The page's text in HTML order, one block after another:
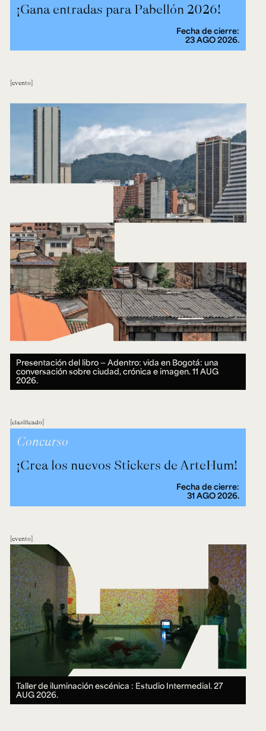
¡Gana entradas para Pabellón 2026!
Fecha de cierre:
23 AGO 2026.
evento
Presentación del libro — Adentro: vida en Bogotá: una
conversación sobre ciudad, crónica e imagen.11 AUG
2026.
clasificado
Concurso
¡Crea los nuevos Stickers de ArteHum!
Fecha de cierre:
31 AGO 2026.
evento
Taller de iluminación escénica : Estudio Intermedial.27
AUG 2026.